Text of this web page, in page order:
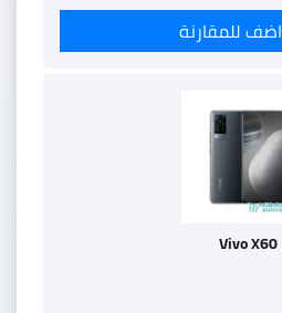
اضف للمقارنة
Vivo X60